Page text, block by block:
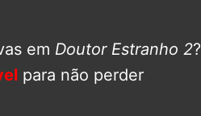
em Doutor Estranho 2?
para não perder